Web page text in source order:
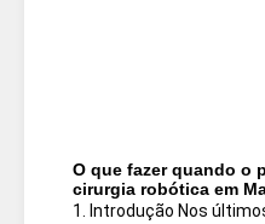
O que fazer quando o
cirurgia robótica em
1. Introdução Nos